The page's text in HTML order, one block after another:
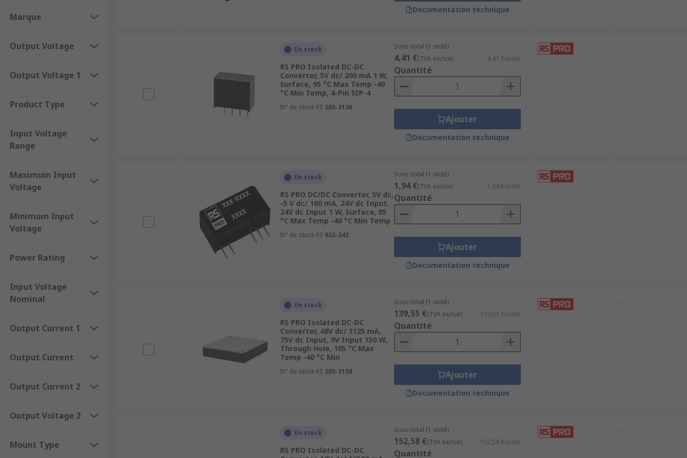
Encapsulated
Mounting Types
DC-DC converters are used in many different environments and applications so they need to be easy to mount or install. Our products come in a range of
mounting options including:
Chassis mount
PCB mount
Surface mount
The advantages of isolated DC-DC converters
Meet international safety standards and regulations.Electrical isolation provides additional safety to personnel in case of internal failure.Wide range of
voltage conversion with high efficiency.Certain models are railway- and medical-approved.
Marque
Output Voltage
Output Voltage 1
Product Type
Input Voltage
Range
Maximum Input
Voltage
Minimum Input
Voltage
Power Rating
Input Voltage
Nominal
Output Current 1
Output Current
Output Current 2
Output Voltage 2
Mount Type
Documentation technique
En stock
RS PRO Isolated DC-DC
Converter, 5V dc/ 200 mA 1 W,
Surface, 95 °C Max Temp -40
°C Min Temp, 4-Pin SIP-4
N° de stock RS 285-3136
Sous-total (1 unité)
4,41 €(TVA exclue) 4,41 €/unité
Quantité
Ajouter
Documentation technique
-
En stock
RS PRO DC/DC Converter, 5V dc,
-5 V dc/ 100 mA, 24V dc Input,
24V dc Input 1 W, Surface, 85
°C Max Temp -40 °C Min Temp
N° de stock RS 633-243
Sous-total (1 unité)
1,94 €(TVA exclue) 1,94 €/unité
Quantité
Ajouter
Documentation technique
-
En stock
RS PRO Isolated DC-DC
Converter, 48V dc/ 3125 mA,
75V dc Input, 9V Input 150 W,
Through Hole, 105 °C Max
Temp -40 °C Min
N° de stock RS 285-3158
Sous-total (1 unité)
139,55 €(TVA exclue) 139,55 €/unité
Quantité
Ajouter
Documentation technique
-
En stock
RS PRO Isolated DC-DC
Sous-total (1 unité)
152,58 €(TVA exclue) 152,58 €/unité
Quantité
-